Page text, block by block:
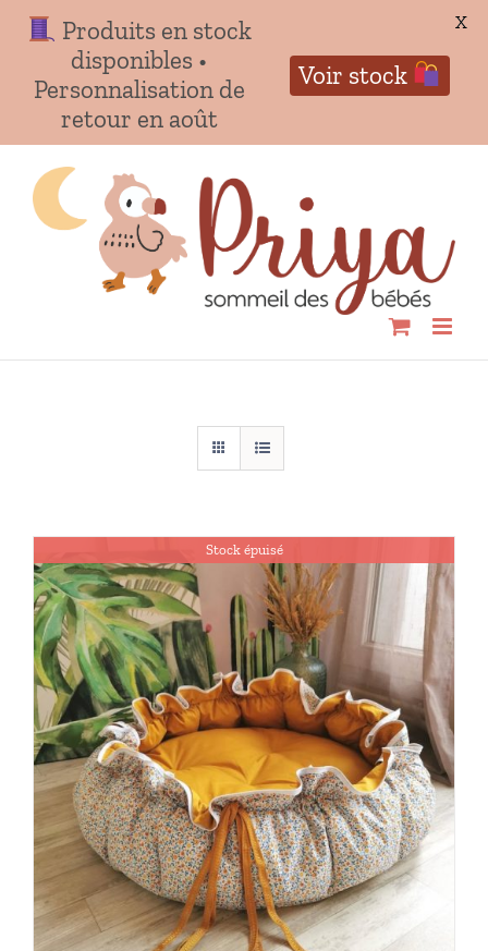
contenu
Stock épuisé
Produits en stock
disponibles •
Personnalisation de
retour en août
Voir stock
X